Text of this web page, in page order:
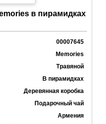
в пирамидках
00007645
Memories
Травяной
В пирамидках
Деревянная коробка
Подарочный чай
Армения